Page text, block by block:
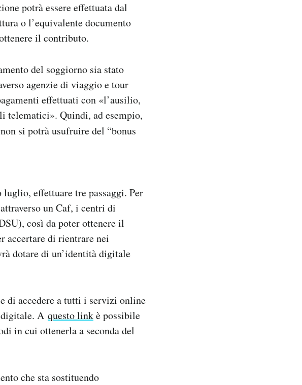
potrà essere effettuata dal
o l’equivalente documento
il contributo.
del soggiorno sia stato
agenzie di viaggio e tour
effettuati con «l’ausilio,
telematici». Quindi, ad esempio,
si potrà usufruire del “bonus
effettuare tre passaggi. Per
un Caf, i centri di
così da poter ottenere il
accertare di rientrare nei
dotare di un’identità digitale
di accedere a tutti i servizi online
A questo linkè possibile
in cui ottenerla a seconda del
che sta sostituendo